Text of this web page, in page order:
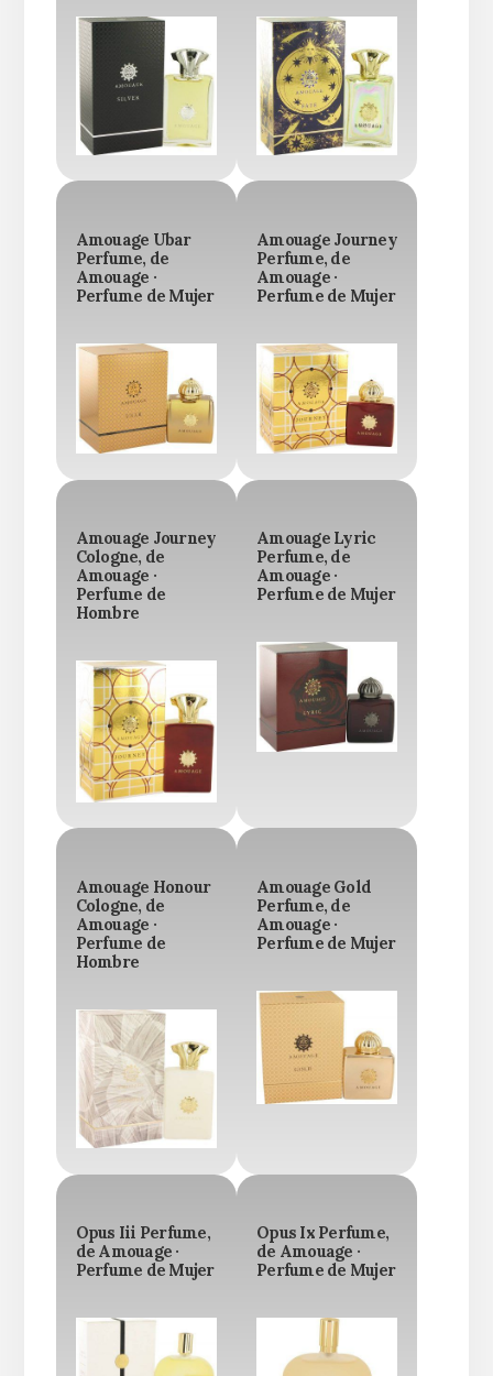
Amouage Ubar
Perfume, de
Amouage ·
Perfume de Mujer
Amouage Journey
Perfume, de
Amouage ·
Perfume de Mujer
Amouage Journey
Cologne, de
Amouage ·
Perfume de
Hombre
Amouage Lyric
Perfume, de
Amouage ·
Perfume de Mujer
Amouage Honour
Cologne, de
Amouage ·
Perfume de
Hombre
Amouage Gold
Perfume, de
Amouage ·
Perfume de Mujer
Opus Iii Perfume,
de Amouage ·
Perfume de Mujer
Opus Ix Perfume,
de Amouage ·
Perfume de Mujer